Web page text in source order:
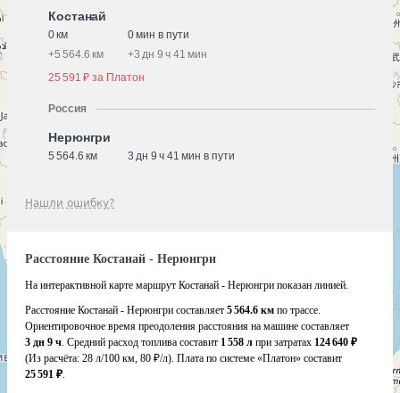
Костанай
0 км
0 мин в пути
+5 564.6 км +3 дн 9 ч 41 мин
25 591 ₽ за Платон
Россия
Нерюнгри
5 564.6 км 3 дн 9 ч 41 мин в пути
Нашли ошибку?
Расстояние Костанай - Нерюнгри
На интерактивной карте маршрут Костанай - Нерюнгри показан линией.
Расстояние Костанай - Нерюнгри составляет 5 564.6 км по трассе.
Ориентировочное время преодоления расстояния на машине составляет
3 дн 9 ч. Средний расход топлива составит 1 558 л при затратах 124 640 ₽
(Из расчёта: 28 л/100 км, 80 ₽/л). Плата по системе «Платон» составит
25 591 ₽.